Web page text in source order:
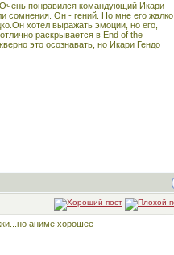
понравился командующий Икари
сомнения. Он - гений. Но мне его жалко,
хотел выражать эмоции, но его,
раскрывается в End of the
это осознавать, но Икари Гендо
аниме хорошее